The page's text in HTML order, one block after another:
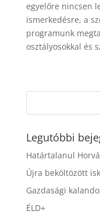
egyelőre nincsen
ismerkedésre, a
programunk
osztályosokkal és
Legutóbbi
Határtalanul
Újra beköltözött
Gazdasági
ÉLD+